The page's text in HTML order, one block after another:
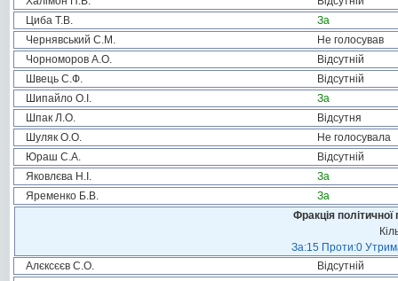
Циба Т.В.
За
Чернявський С.М.
Не голосував
Чорноморов А.О.
Відсутній
Швець С.Ф.
Відсутній
Шипайло О.І.
За
Шпак Л.О.
Відсутня
Шуляк О.О.
Не голосувала
Юраш С.А.
Відсутній
Яковлєва Н.І.
За
Яременко Б.В.
За
Фракція
За:15 Проти:0
Алєксєєв С.О.
Відсутній